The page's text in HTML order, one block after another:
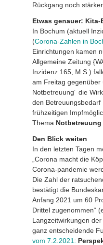
Rückgang noch
Etwas genauer: Kita-
In Bochum (aktuell
(Corona-Zahlen in
Einrichtungen kamen
Allgemeine Zeitung
Inzidenz 165, M.S.)
am Freitag gegenüber
Notbetreuung´ die
den
frühzeitigen
Thema
Den Blick weiten
In den letzten Tagen
„Corona macht die
Corona-pandemie
Die Zahl der
bestätigt die
Anfang 2021 um 60
Drittel zugenommen“
Langzeitwirkungen
ganz entscheidende
vom 7.2.2021: